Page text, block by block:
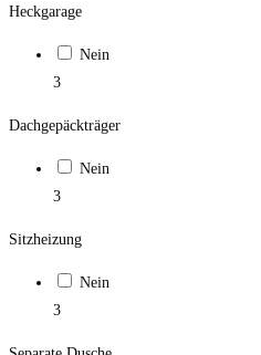
Heckgarage
Nein
3
Dachgepäckträger
Nein
3
Sitzheizung
Nein
3